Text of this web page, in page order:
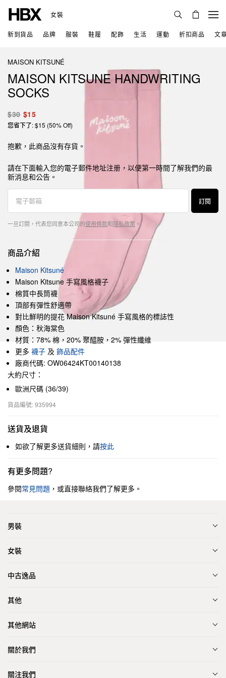
女裝
新到貨品 品牌 服裝 鞋履 配飾 生活 運動 折扣商品 文
MAISON KITSUNÉ
MAISON KITSUNE HANDWRITING
SOCKS
$30 $15
您省下了: $15 (50% Off)
抱歉，此商品沒有存貨。
請在下面輸入您的電子郵件地址注册，以便第一時間了解我們的最
新消息和公告。
訂閱
一旦訂閱，代表您同意本公司的使用條款和隱私政策 。
商品介紹
Maison Kitsuné
Maison Kitsune 手寫風格襪子
棉質中長筒襪
頂部有彈性舒適帶
對比鮮明的提花 Maison Kitsuné 手寫風格的標誌性
顏色：秋海棠色
材質：78% 棉，20% 聚醯胺，2% 彈性纖維
更多 襪子 及 飾品配件
廠商代碼: OW06424KT00140138
大約尺寸：
歐洲尺碼 (36/39)
貨品編號: 935994
送貨及退貨
如欲了解更多送貨細則，請按此
有更多問題?
參閱常見問題 ，或直接聯絡我們了解更多。
男裝
女裝
中古逸品
其他
其他網站
關於我們
關注我們